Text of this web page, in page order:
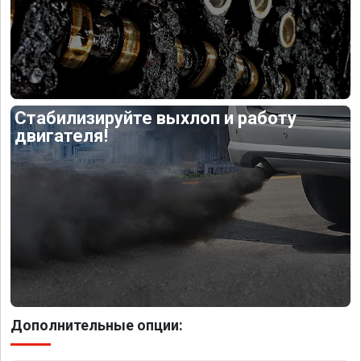
Стабилизируйте выхлоп и работу
двигателя!
Дополнительные опции: